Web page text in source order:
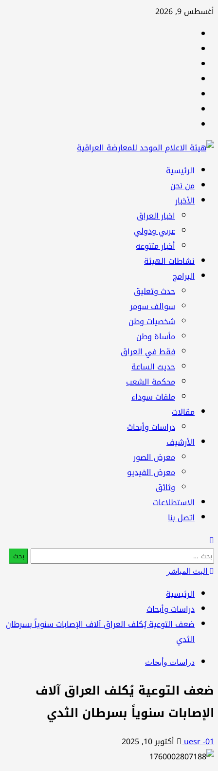
تخطي
أغسطس 9, 2026
القائمة
الرئيسية
الرئيسية
من نحن
الأخبار
اخبار العراق
عربي ودولي
أخبار متنوعه
نشاطات الهيئة
البرامج
حدث وتعليق
سوالف سومر
شخصيات وطن
مأساة وطن
فقط في العراق
حديث الساعة
محكمة الشعب
ملفات سوداء
مقالات
دراسات وأبحاث
الأرشيف
معرض الصور
معرض الفيديو
وثائق
الاستطلاعات
اتصل بنا
البحث
عن:البث المباشر
الرئيسية
دراسات وأبحاث
ضعف التوعية يُكلف العراق آلاف الإصابات سنوياً بسرطان
الثدي
دراسات وأبحاث
ضعف التوعية يُكلف العراق آلاف
الإصابات سنوياً بسرطان الثدي
uesr -01 أكتوبر 10, 2025